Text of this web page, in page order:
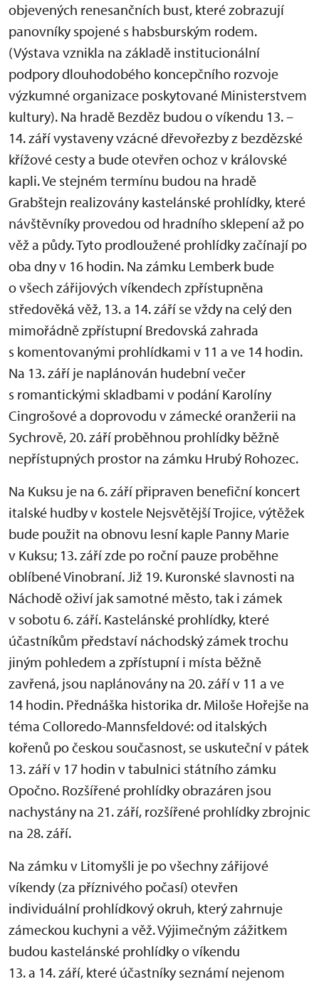
objevených renesančních bust, které zobrazují
panovníky spojené s habsburským rodem.
(Výstava vznikla na základě institucionální
podpory dlouhodobého koncepčního rozvoje
výzkumné organizace poskytované Ministerstvem
kultury). Na hradě Bezděz budou o víkendu 13. –
14. září vystaveny vzácné dřevořezby z bezdězské
křížové cesty a bude otevřen ochoz v královské
kapli. Ve stejném termínu budou na hradě
Grabštejn realizovány kastelánské prohlídky, které
návštěvníky provedou od hradního sklepení až po
věž a půdy. Tyto prodloužené prohlídky začínají po
oba dny v 16 hodin. Na zámku Lemberk bude
o všech zářijových víkendech zpřístupněna
středověká věž, 13. a 14. září se vždy na celý den
mimořádně zpřístupní Bredovská zahrada
s komentovanými prohlídkami v 11 a ve 14 hodin.
Na 13. září je naplánován hudební večer
s romantickými skladbami v podání Karolíny
Cingrošové a doprovodu v zámecké oranžerii na
Sychrově, 20. září proběhnou prohlídky běžně
nepřístupných prostor na zámku Hrubý Rohozec.
Na Kuksu je na 6. září připraven benefiční koncert
italské hudby v kostele Nejsvětější Trojice, výtěžek
bude použit na obnovu lesní kaple Panny Marie
v Kuksu; 13. září zde po roční pauze proběhne
oblíbené Vinobraní. Již 19. Kuronské slavnosti na
Náchodě oživí jak samotné město, tak i zámek
v sobotu 6. září. Kastelánské prohlídky, které
účastníkům představí náchodský zámek trochu
jiným pohledem a zpřístupní i místa běžně
zavřená, jsou naplánovány na 20. září v 11 a ve
14 hodin. Přednáška historika dr. Miloše Hořejše na
téma Colloredo-Mannsfeldové: od italských
kořenů po českou současnost, se uskuteční v pátek
13. září v 17 hodin v tabulnici státního zámku
Opočno. Rozšířené prohlídky obrazáren jsou
nachystány na 21. září, rozšířené prohlídky zbrojnic
na 28. září.
Na zámku v Litomyšli je po všechny zářijové
víkendy (za příznivého počasí) otevřen
individuální prohlídkový okruh, který zahrnuje
zámeckou kuchyni a věž. Výjimečným zážitkem
budou kastelánské prohlídky o víkendu
13. a 14. září, které účastníky seznámí nejenom